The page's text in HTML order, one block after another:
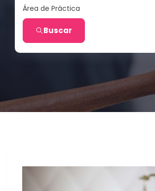
Área de Práctica
Buscar